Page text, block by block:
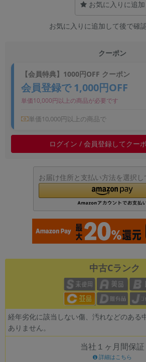
お気に入りに追加
お気に入りに追加して後で確
クーポン
【会員特典】1000円OFF クーポン
会員登録で 1,000円OFF
単価10,000円以上の商品が必要です
単価10,000円以上の商品で
ログイン / 会員登録してクー
お届け住所と支払い方法を選択し
中古Cランク
経年劣化に該当しない傷、汚れなどのある
ありません。
当社１ヶ月間保証
詳細はこちら
~
価格
年
各項目のチェックボックスは「or検索」となります。
ただし機能別のみ「and検索」となります。